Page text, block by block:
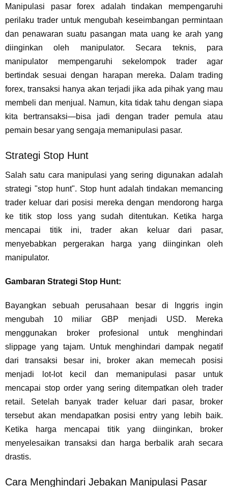
Manipulasi pasar forex adalah tindakan mempengaruhi
perilaku trader untuk mengubah keseimbangan permintaan
dan penawaran suatu pasangan mata uang ke arah yang
diinginkan oleh manipulator. Secara teknis, para
manipulator mempengaruhi sekelompok trader agar
bertindak sesuai dengan harapan mereka. Dalam trading
forex, transaksi hanya akan terjadi jika ada pihak yang mau
membeli dan menjual. Namun, kita tidak tahu dengan siapa
kita bertransaksi—bisa jadi dengan trader pemula atau
pemain besar yang sengaja memanipulasi pasar.
Strategi Stop Hunt
Salah satu cara manipulasi yang sering digunakan adalah
strategi "stop hunt". Stop hunt adalah tindakan memancing
trader keluar dari posisi mereka dengan mendorong harga
ke titik stop loss yang sudah ditentukan. Ketika harga
mencapai titik ini, trader akan keluar dari pasar,
menyebabkan pergerakan harga yang diinginkan oleh
manipulator.
Gambaran Strategi Stop Hunt:
Bayangkan sebuah perusahaan besar di Inggris ingin
mengubah 10 miliar GBP menjadi USD. Mereka
menggunakan broker profesional untuk menghindari
slippage yang tajam. Untuk menghindari dampak negatif
dari transaksi besar ini, broker akan memecah posisi
menjadi lot-lot kecil dan memanipulasi pasar untuk
mencapai stop order yang sering ditempatkan oleh trader
retail. Setelah banyak trader keluar dari pasar, broker
tersebut akan mendapatkan posisi entry yang lebih baik.
Ketika harga mencapai titik yang diinginkan, broker
menyelesaikan transaksi dan harga berbalik arah secara
drastis.
Cara Menghindari Jebakan Manipulasi Pasar